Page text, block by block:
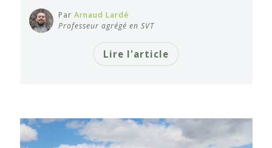
Par Arnaud Lardé
Professeur agrégé en SVT
Lire l'article